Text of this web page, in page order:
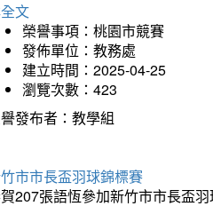
文
榮譽事項：桃園市競賽
發佈單位：教務處
建立時間：2025-04-25
瀏覽次數：423
發布者：教學組
市市長盃羽球錦標賽
207張語恆參加新竹市市長盃